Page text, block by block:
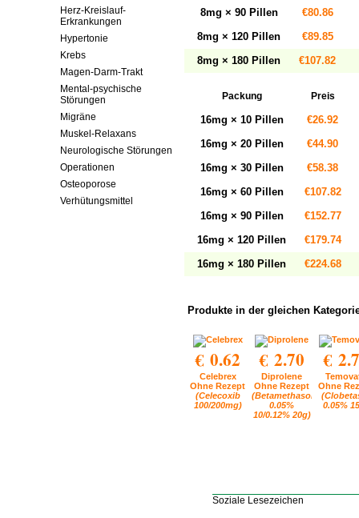
Herz-Kreislauf-
Erkrankungen
Hypertonie
Krebs
Magen-Darm-Trakt
Mental-psychische
Störungen
Migräne
Muskel-Relaxans
Neurologische Störungen
Operationen
Osteoporose
Verhütungsmittel
8mg × 90 Pillen
€80.86
8mg × 120 Pillen
€89.85
8mg × 180 Pillen
€107.82
Packung Preis
16mg × 10 Pillen
€26.92
16mg × 20 Pillen
€44.90
16mg × 30 Pillen
€58.38
16mg × 60 Pillen
€107.82
16mg × 90 Pillen
€152.77
16mg × 120 Pillen
€179.74
16mg × 180 Pillen
€224.68
Produkte in der gleichen
€ 0.62
Celebrex
Ohne Rezept
(Celecoxib
100/200mg)
€ 2.70
Diprolene
Ohne Rezept
(Betamethasone
0.05%
10/0.12% 20g)
€
Ohne
0.05%
Soziale Lesezeichen